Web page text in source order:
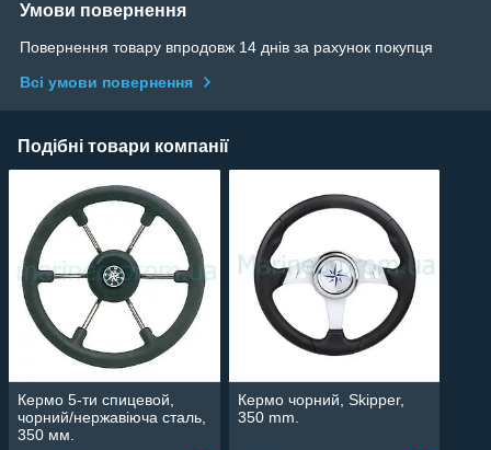
Умови повернення
Повернення товару впродовж 14 днів за рахунок покупця
Всі умови повернення
Подібні товари компанії
Кермо 5-ти спицевой,
чорний/нержавіюча сталь,
350 мм.
Кермо чорний, Skipper,
350 mm.